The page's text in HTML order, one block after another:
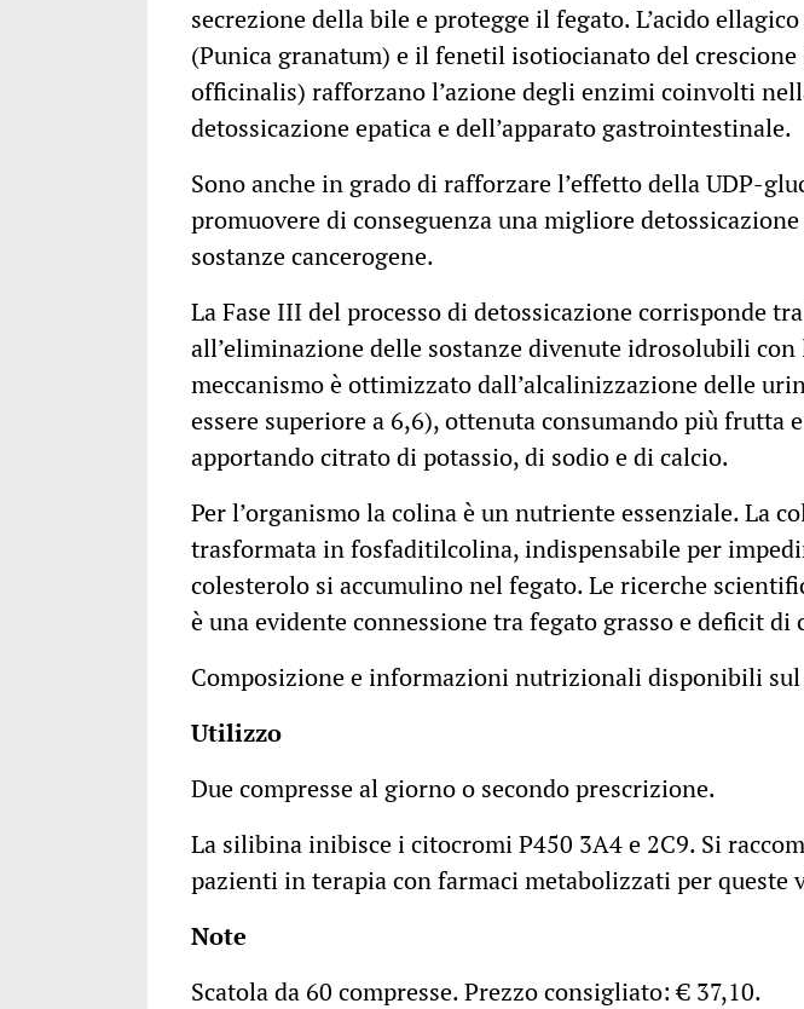
secrezione della bile e protegge il fegato. L’acido
(Punica granatum) e il fenetil isotiocianato del
officinalis) rafforzano l’azione degli enzimi coinvolti
detossicazione epatica e dell’apparato gastrointestinale.
Sono anche in grado di rafforzare l’effetto della UDP-
promuovere di conseguenza una migliore
sostanze cancerogene.
La Fase III del processo di detossicazione corrisponde
all’eliminazione delle sostanze divenute idrosolubili con
meccanismo è ottimizzato dall’alcalinizzazione delle
essere superiore a 6,6), ottenuta consumando più frutta
apportando citrato di potassio, di sodio e di calcio.
Per l’organismo la colina è un nutriente essenziale. La
trasformata in fosfaditilcolina, indispensabile per
colesterolo si accumulino nel fegato. Le ricerche
è una evidente connessione tra fegato grasso e deficit di
Composizione e informazioni nutrizionali disponibili
Utilizzo
Due compresse al giorno o secondo prescrizione.
La silibina inibisce i citocromi P450 3A4 e 2C9. Si
pazienti in terapia con farmaci metabolizzati per queste
Note
Scatola da 60 compresse. Prezzo consigliato: € 37,10.